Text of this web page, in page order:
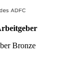
Bronze